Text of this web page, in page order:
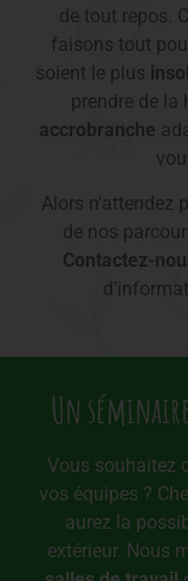
de tout repos.
faisons tout
soient le plus
prendre de la
accrobranche
Alors n’attendez
de nos
Contactez-
Un
Vous souhaitez
vos équipes ?
aurez la
extérieur. Nous